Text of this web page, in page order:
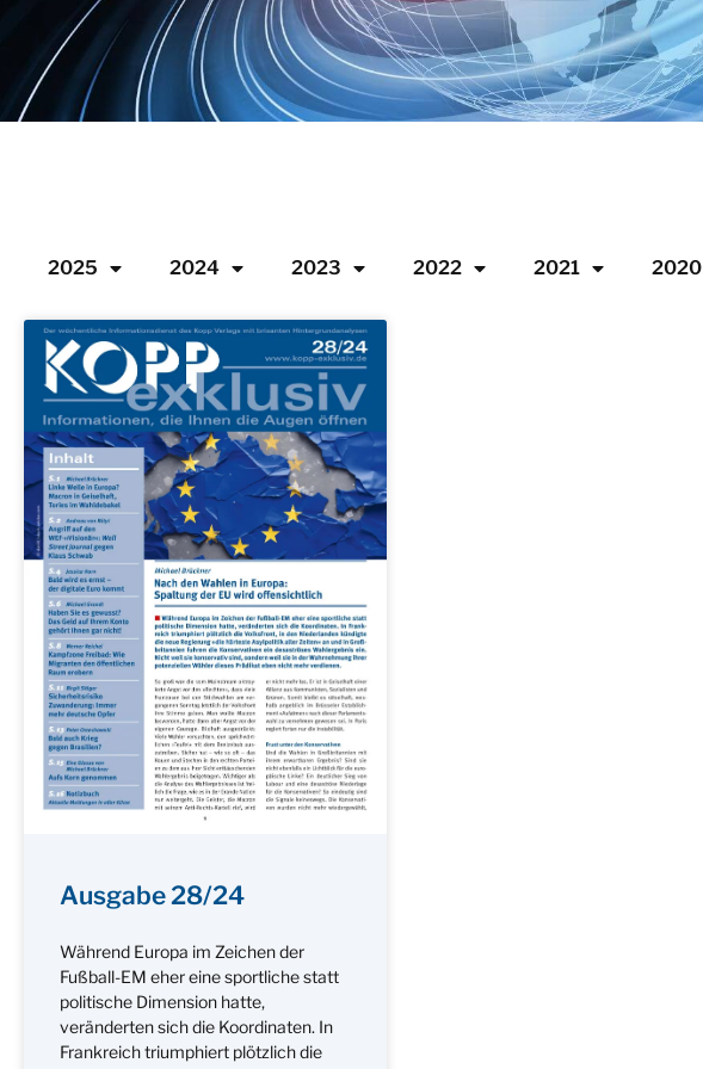
2025 2024 2023 2022 2021 2020
Ausgabe 28/24
Während Europa im Zeichen der
Fußball-EM eher eine sportliche statt
politische Dimension hatte,
veränderten sich die Koordinaten. In
Frankreich triumphiert plötzlich die